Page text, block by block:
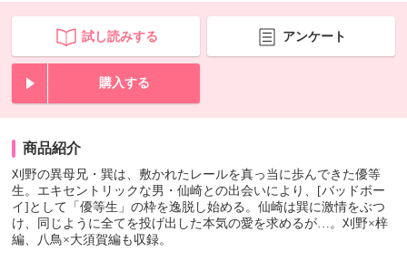
試し読みする アンケート
購入する
商品紹介
刈野の異母兄・巽は、敷かれたレールを真っ当に歩んできた優等
生。エキセントリックな男・仙崎との出会いにより、[バッドボー
イ]として「優等生」の枠を逸脱し始める。仙崎は巽に激情をぶつ
け、同じように全てを投げ出した本気の愛を求めるが…。刈野×梓
編、八鳥×大須賀編も収録。